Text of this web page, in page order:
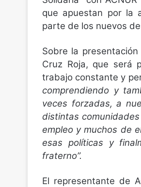
que apuestan por la
parte de los nuevos
Sobre la
Cruz Roja, que será
trabajo constante y
comprendiendo y
veces forzadas, a
distintas
empleo y muchos de
esas políticas y
fraterno”.
El representante de